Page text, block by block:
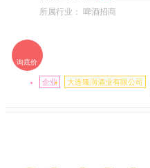
所属行业： 啤酒招商
询底价
企业 大连臻润酒业有限公司